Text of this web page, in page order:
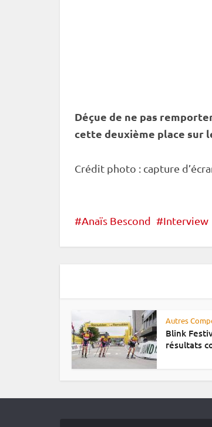
Déçue de ne pas
cette deuxième place sur
Crédit photo : capture
Anaïs Bescond Interview
Autres
Blink
résultats